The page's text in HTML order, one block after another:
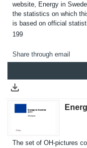
website, Energy in
the statistics on which
is based on official
199
Share through email
The set of OH-pictures